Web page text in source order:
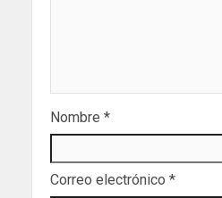
Nombre *
Correo electrónico *